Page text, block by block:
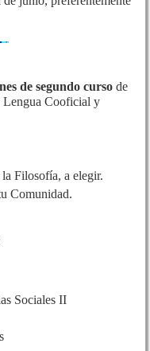
de segundo curso de
Lengua Cooficial y
Filosofía, a elegir.
Comunidad.
Sociales II